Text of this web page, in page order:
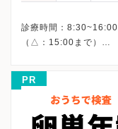
診療時間：8:30~16:00
（△：15:00まで）
PR